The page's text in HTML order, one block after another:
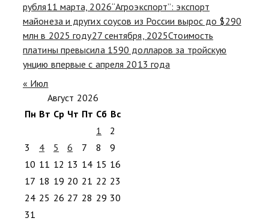
рубля11 марта, 2026“Агроэкспорт”: экспорт
майонеза и других соусов из России вырос до $290
млн в 2025 году27 сентября, 2025Стоимость
платины превысила 1590 долларов за тройскую
унцию впервые с апреля 2013 года
« Июл
Август 2026
Пн Вт Ср Чт Пт Сб Вс
1
2
3
4 5 6 7 8
9
10 11 12 13 14 15 16
17 18 19 20 21 22 23
24 25 26 27 28 29 30
31